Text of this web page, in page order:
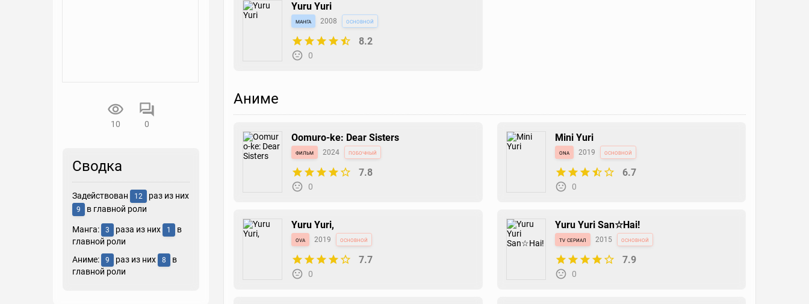
10 0
Сводка
Задействован 12 раз из них
9 в главной роли
Манга: 3 раза из них 1
в
главной роли
Аниме:
9 раз из них 8
в
главной роли
Yuru Yuri
манга 2008 основной
8.2
0
Аниме
Oomuro-ke: Dear Sisters
фильм 2024 побочный
7.8
0
Mini Yuri
ona 2019 основной
6.7
0
Yuru Yuri,
ova 2019 основной
7.7
0
Yuru Yuri San☆Hai!
tv сериал 2015 основной
7.9
0